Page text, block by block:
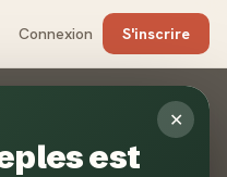
Connexion S'inscrire
✕
est